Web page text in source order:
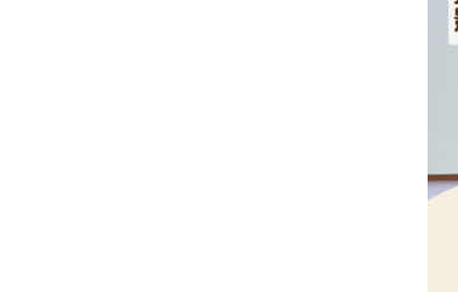
「いな
「いな